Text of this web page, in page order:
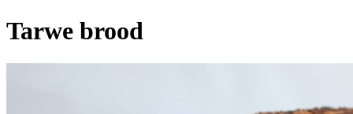
Tarwe brood